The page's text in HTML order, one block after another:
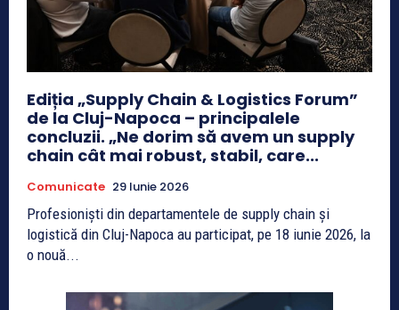
Ediția „Supply Chain & Logistics Forum”
de la Cluj-Napoca – principalele
concluzii. „Ne dorim să avem un supply
chain cât mai robust, stabil, care...
Comunicate 29 Iunie 2026
Profesioniști din departamentele de supply chain și
logistică din Cluj-Napoca au participat, pe 18 iunie 2026, la
o nouă...